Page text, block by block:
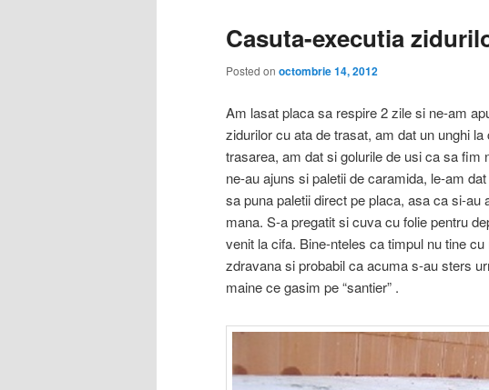
Casuta-executia
Posted on octombrie 14, 2012
Am lasat placa sa respire 2 zile si ne-am
zidurilor cu ata de trasat, am dat un unghi
trasarea, am dat si golurile de usi ca sa
ne-au ajuns si paletii de caramida, le-am
sa puna paletii direct pe placa, asa ca si-
mana. S-a pregatit si cuva cu folie pentru
venit la cifa. Bine-nteles ca timpul nu tine
zdravana si probabil ca acuma s-au sters
maine ce gasim pe “santier” .